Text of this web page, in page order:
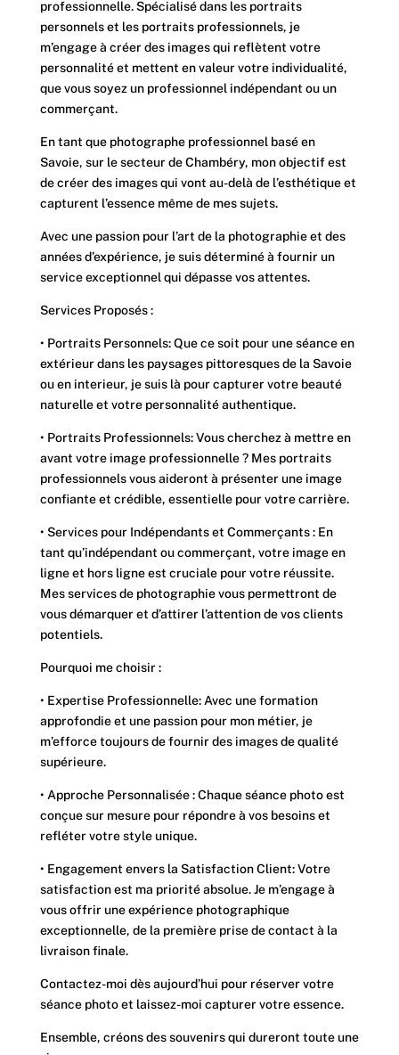
professionnelle. Spécialisé dans les portraits
personnels et les portraits professionnels, je
m’engage à créer des images qui reflètent votre
personnalité et mettent en valeur votre individualité,
que vous soyez un professionnel indépendant ou un
commerçant.
En tant que photographe professionnel basé en
Savoie, sur le secteur de Chambéry, mon objectif est
de créer des images qui vont au-delà de l’esthétique et
capturent l’essence même de mes sujets.
Avec une passion pour l’art de la photographie et des
années d’expérience, je suis déterminé à fournir un
service exceptionnel qui dépasse vos attentes.
Services Proposés :
• Portraits Personnels: Que ce soit pour une séance en
extérieur dans les paysages pittoresques de la Savoie
ou en interieur, je suis là pour capturer votre beauté
naturelle et votre personnalité authentique.
• Portraits Professionnels: Vous cherchez à mettre en
avant votre image professionnelle ? Mes portraits
professionnels vous aideront à présenter une image
confiante et crédible, essentielle pour votre carrière.
• Services pour Indépendants et Commerçants : En
tant qu’indépendant ou commerçant, votre image en
ligne et hors ligne est cruciale pour votre réussite.
Mes services de photographie vous permettront de
vous démarquer et d’attirer l’attention de vos clients
potentiels.
Pourquoi me choisir :
• Expertise Professionnelle: Avec une formation
approfondie et une passion pour mon métier, je
m’efforce toujours de fournir des images de qualité
supérieure.
• Approche Personnalisée : Chaque séance photo est
conçue sur mesure pour répondre à vos besoins et
refléter votre style unique.
• Engagement envers la Satisfaction Client: Votre
satisfaction est ma priorité absolue. Je m’engage à
vous offrir une expérience photographique
exceptionnelle, de la première prise de contact à la
livraison finale.
Contactez-moi dès aujourd’hui pour réserver votre
séance photo et laissez-moi capturer votre essence.
Ensemble, créons des souvenirs qui dureront toute une